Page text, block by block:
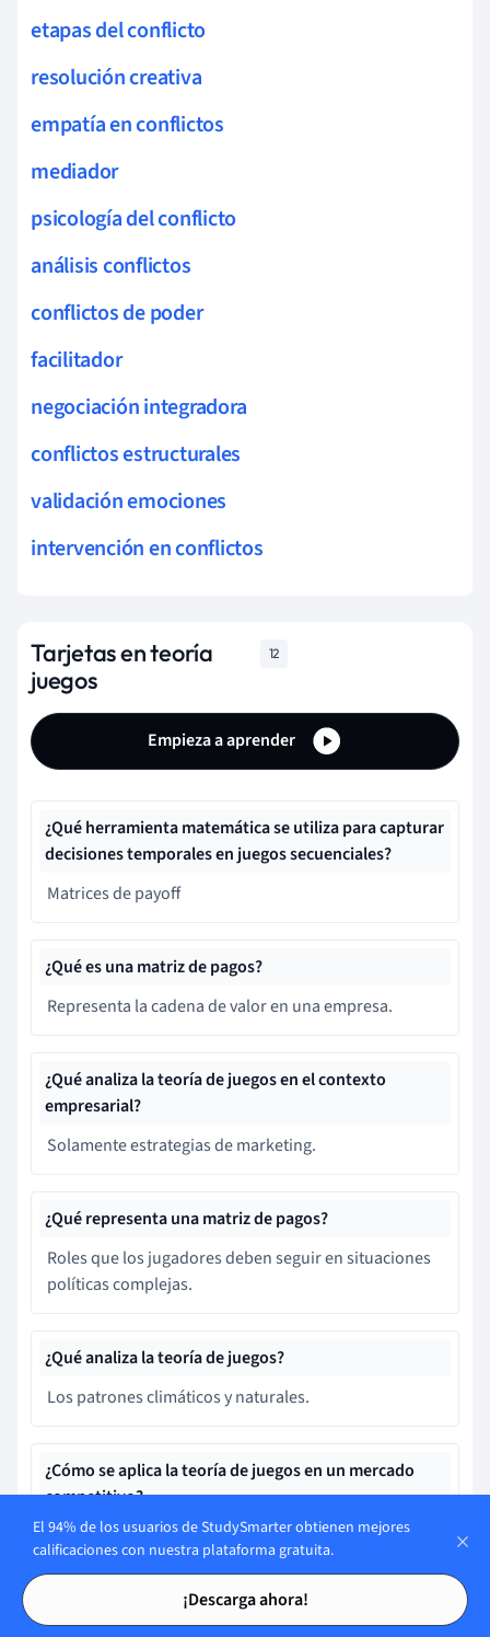
Tarjetas de estudio
Tarjetas de estudio
etapas del conflicto
resolución creativa
empatía en conflictos
mediador
psicología del conflicto
análisis conflictos
conflictos de poder
facilitador
negociación integradora
conflictos estructurales
validación emociones
intervención en conflictos
Tarjetas en teoría
juegos
12
Empieza a aprender
¿Qué herramienta matemática se utiliza para capturar
decisiones temporales en juegos secuenciales?
Matrices de payoff
¿Qué es una matriz de pagos?
Representa la cadena de valor en una empresa.
¿Qué analiza la teoría de juegos en el contexto
empresarial?
Solamente estrategias de marketing.
¿Qué representa una matriz de pagos?
Roles que los jugadores deben seguir en situaciones
políticas complejas.
¿Qué analiza la teoría de juegos?
Los patrones climáticos y naturales.
¿Cómo se aplica la teoría de juegos en un mercado
competitivo?
Evalúa decisiones y reacciones entre competidores.
Aprende más rápido con las
El 94% de los usuarios de StudySmarter obtienen mejores
calificaciones con nuestra plataforma gratuita.
¡Descarga ahora!